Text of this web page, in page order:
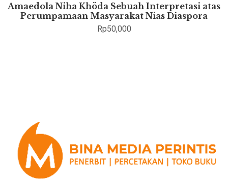
Amaedola Niha Khöda Sebuah Interpretasi atas
Perumpamaan Masyarakat Nias Diaspora
Rp50,000